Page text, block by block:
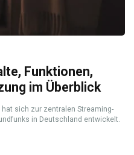
Funktionen,
im Überblick
hat sich zur zentralen Streaming-
in Deutschland entwickelt.